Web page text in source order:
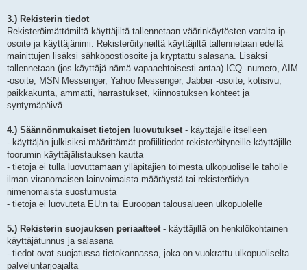
3.) Rekisterin tiedot
Rekisteröimättömiltä käyttäjiltä tallennetaan väärinkäytösten varalta ip-
osoite ja käyttäjänimi. Rekisteröityneiltä käyttäjiltä tallennetaan edellä
mainittujen lisäksi sähköpostiosoite ja kryptattu salasana. Lisäksi
tallennetaan (jos käyttäjä nämä vapaaehtoisesti antaa) ICQ -numero, AIM
-osoite, MSN Messenger, Yahoo Messenger, Jabber -osoite, kotisivu,
paikkakunta, ammatti, harrastukset, kiinnostuksen kohteet ja
syntymäpäivä.
4.) Säännönmukaiset tietojen luovutukset - käyttäjälle itselleen
- käyttäjän julkisiksi määrittämät profiilitiedot rekisteröityneille käyttäjille
foorumin käyttäjälistauksen kautta
- tietoja ei tulla luovuttamaan ylläpitäjien toimesta ulkopuoliselle taholle
ilman viranomaisen lainvoimaista määräystä tai rekisteröidyn
nimenomaista suostumusta
- tietoja ei luovuteta EU:n tai Euroopan talousalueen ulkopuolelle
5.) Rekisterin suojauksen periaatteet - käyttäjillä on henkilökohtainen
käyttäjätunnus ja salasana
- tiedot ovat suojatussa tietokannassa, joka on vuokrattu ulkopuoliselta
palveluntarjoajalta